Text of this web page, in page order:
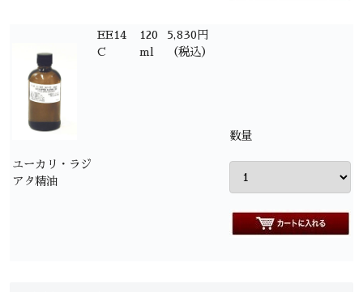
ユーカリ・ラジ
アタ精油
EE14
C
120
ml
5,830円
（税込）
数量